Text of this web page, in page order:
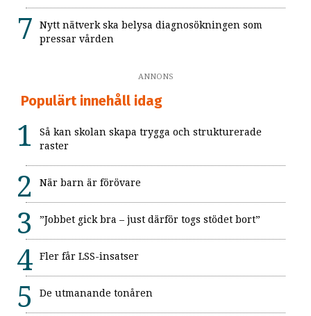
Nytt nätverk ska belysa diagnosökningen som
pressar vården
ANNONS
Populärt innehåll idag
Så kan skolan skapa trygga och strukturerade
raster
När barn är förövare
”Jobbet gick bra – just därför togs stödet bort”
Fler får LSS-insatser
De utmanande tonåren